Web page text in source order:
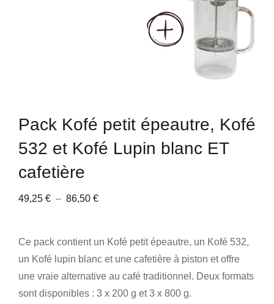
Pack Kofé petit épeautre, Kofé
532 et Kofé Lupin blanc ET
cafetière
49,25 € – 86,50 €Plage
Ce pack contient un Kofé petit épeautre, un Kofé 532,
un Kofé lupin blanc et une cafetière à piston et offre
une vraie alternative au café traditionnel. Deux formats
sont disponibles : 3 x 200 g et 3 x 800 g.